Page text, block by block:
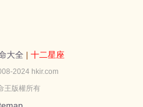
大全 | 十二星座
2024 hkir.com
王版權所有